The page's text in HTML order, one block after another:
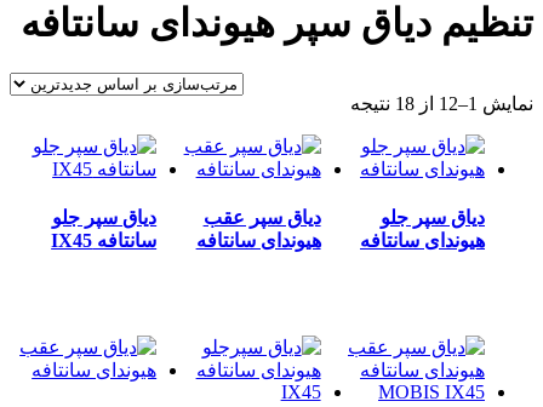
تنظیم دیاق سپر هیوندای سانتافه
نمایش 1–12 از 18 نتیجه
اساس
جدیدترین
دیاق سپر جلو
هیوندای سانتافه
دیاق سپر عقب
هیوندای سانتافه
دیاق سپر جلو
سانتافه IX45